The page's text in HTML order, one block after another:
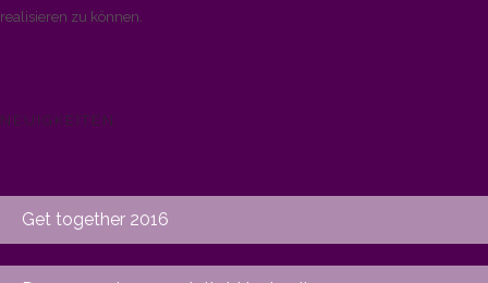
realisieren zu können.
NEUIGKEITEN
Get together 2016